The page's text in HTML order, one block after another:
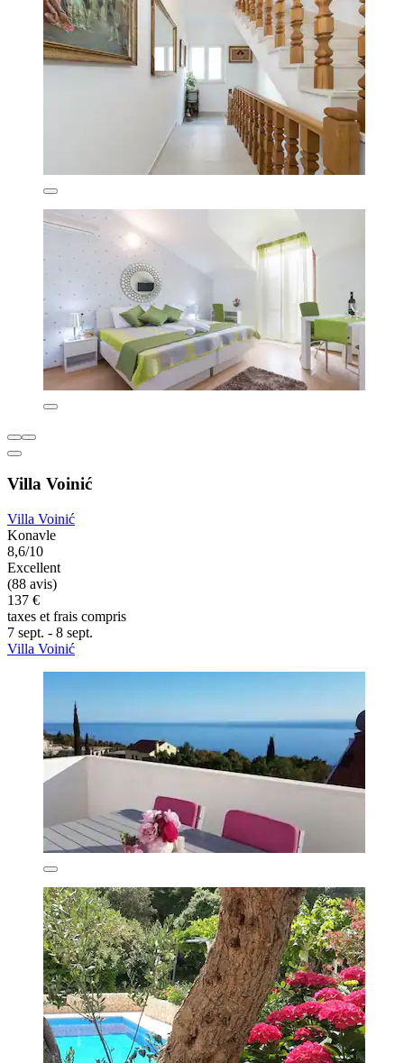
Villa Voinić
Villa Voinić
Konavle
8,6/10
Excellent
(88 avis)
137 €
taxes et frais compris
7 sept. - 8 sept.
Villa Voinić